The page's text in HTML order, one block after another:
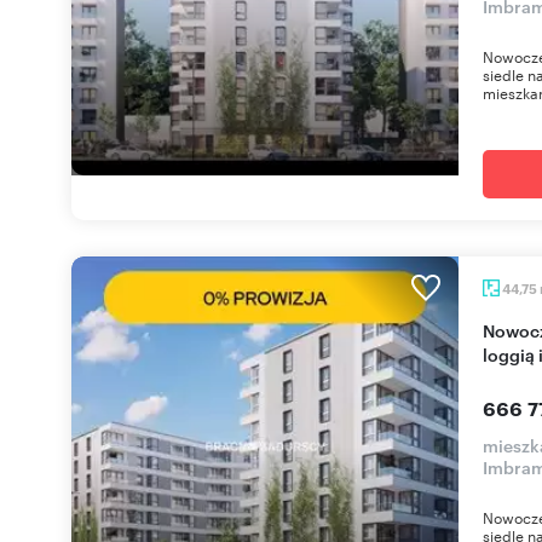
siedle
44,75
Nowoczesne 3-pokojowe mieszkanie z balkonem,
loggią
666
siedle